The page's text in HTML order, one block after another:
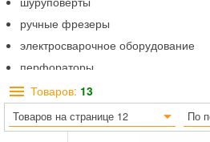
ручные фрезеры
электросварочное оборудование
перфораторы
ножницы по металлу
дисковые пилы
Товаров: 13
Товаров на странице 12 По